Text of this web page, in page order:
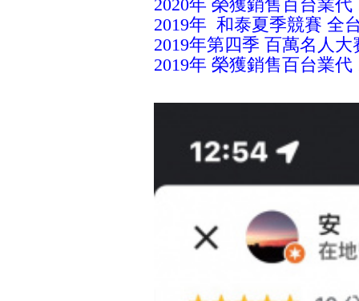
2020年 榮獲銷售百台業代
2019年 和泰夏季競賽 全
2019年第四季 百萬名人
2019年 榮獲銷售百台業代